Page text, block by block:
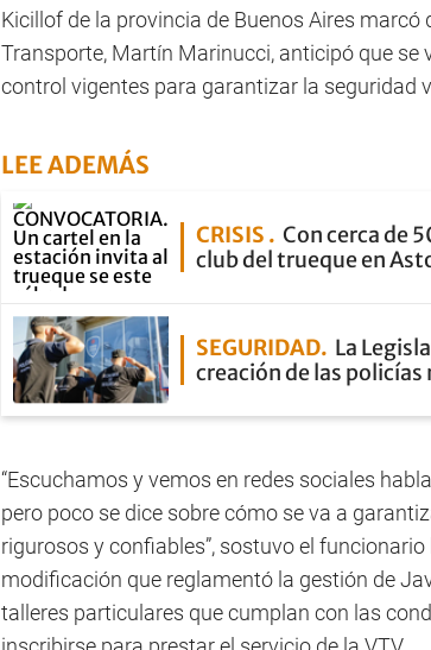
Kicillof de la provincia de Buenos Aires
Transporte, Martín Marinucci, anticipó que se
control vigentes para garantizar la seguridad
LEE ADEMÁS
CRISIS
Con cerca de
club del trueque en
SEGURIDAD La
creación de las
“Escuchamos y vemos en redes sociales
pero poco se dice sobre cómo se va a
rigurosos y confiables”, sostuvo el
modificación que reglamentó la gestión de
talleres particulares que cumplan con las